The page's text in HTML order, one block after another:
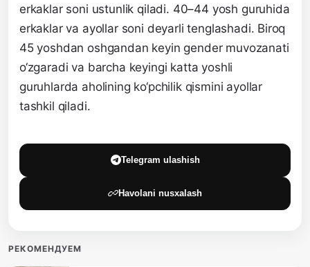
erkaklar soni ustunlik qiladi. 40–44 yosh guruhida
erkaklar va ayollar soni deyarli tenglashadi. Biroq
45 yoshdan oshgandan keyin gender muvozanati
o‘zgaradi va barcha keyingi katta yoshli
guruhlarda aholining ko‘pchilik qismini ayollar
tashkil qiladi.
Telegram ulashish
Havolani nusxalash
РЕКОМЕНДУЕМ